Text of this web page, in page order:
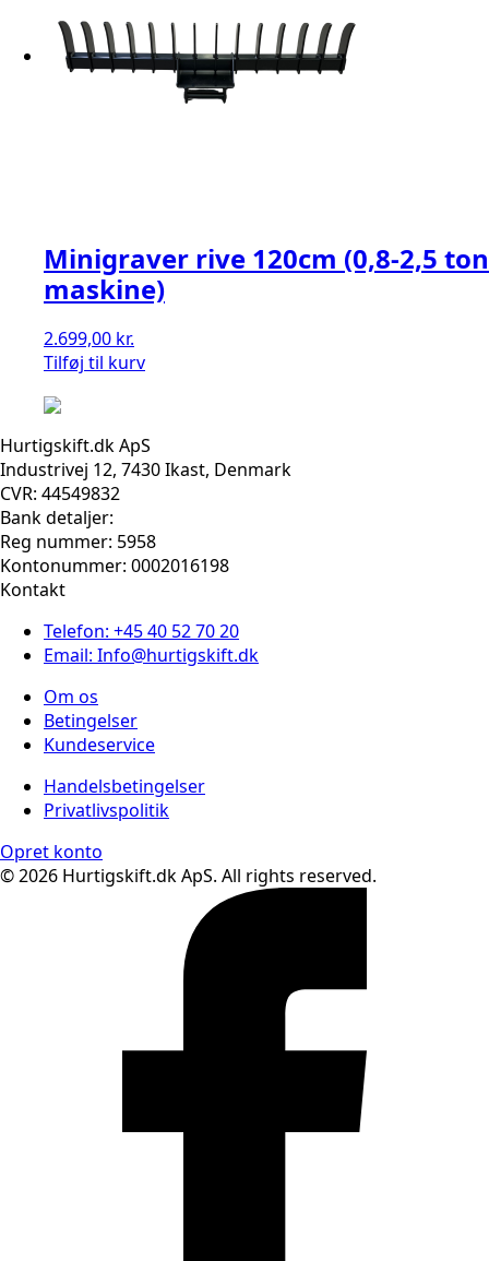
Minigraver rive 120cm (0,8-2,5 ton
maskine)
2.699,00 kr.
Tilføj til kurv
Hurtigskift.dk ApS
Industrivej 12, 7430 Ikast, Denmark
CVR: 44549832
Bank detaljer:
Reg nummer: 5958
Kontonummer: 0002016198
Kontakt
Telefon: +45 40 52 70 20
Email: Info@hurtigskift.dk
Om os
Betingelser
Kundeservice
Handelsbetingelser
Privatlivspolitik
Opret konto
© 2026 Hurtigskift.dk ApS. All rights reserved.